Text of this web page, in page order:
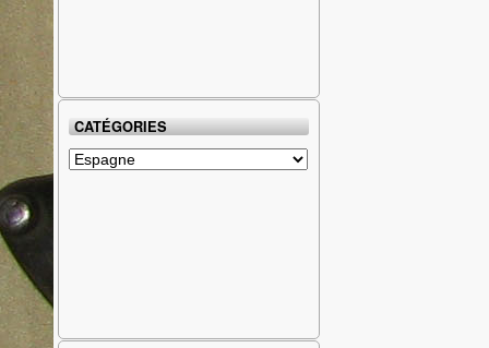
CATÉGORIES
Catégories